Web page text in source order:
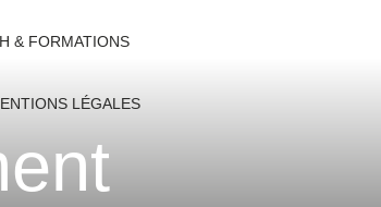
& FORMATIONS
LÉGALES